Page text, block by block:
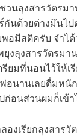
วนลุงสารวัตรม
กันด้วยต่างมึนไ
อมีสติครับ จำได้
งลุงสารวัตรมา
ยมที่นอนไว้ให้เ
อนานเลยดื่มหนั
ก่อนส่วนผมก็เข้า
งเรียกลุงสารวั